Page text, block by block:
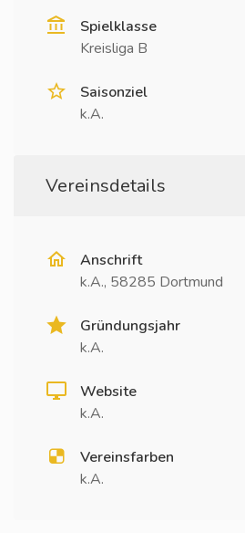
Spielklasse
Kreisliga B
Saisonziel
k.A.
Vereinsdetails
Anschrift
k.A., 58285 Dortmund
Gründungsjahr
k.A.
Website
k.A.
Vereinsfarben
k.A.